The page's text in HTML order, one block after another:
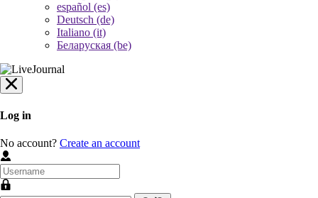
español (es)
Deutsch (de)
Italiano (it)
Беларуская (be)
Log in
No account? Create an account